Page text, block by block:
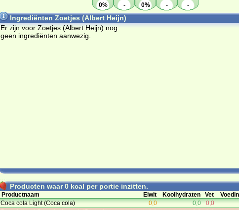
0%
-
0%
-
-
Ingrediënten Zoetjes (Albert Heijn)
Er zijn voor Zoetjes (Albert Heijn) nog
geen ingrediënten aanwezig.
Producten waar 0 kcal per portie inzitten.
Productnaam Eiwit Koolhydraten Vet
Coca cola Light (Coca cola)
0,0 0,0 0,0